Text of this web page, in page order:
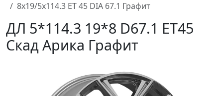
8x19/5x114.3 ET 45 DIA 67.1 Графит
ДЛ 5*114.3 19*8 D67.1 ET45
Скад Арика Графит